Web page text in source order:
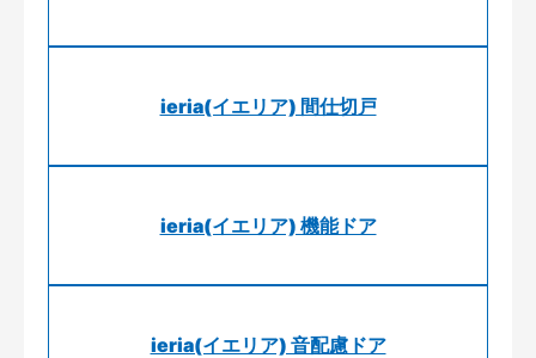
ieria(イエリア) 間仕切戸
ieria(イエリア) 機能ドア
ieria(イエリア) 音配慮ドア